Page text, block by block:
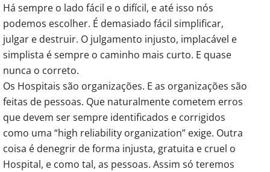
Há sempre o lado fácil e o difícil, e até isso nós
podemos escolher. É demasiado fácil simplificar,
julgar e destruir. O julgamento injusto, implacável e
simplista é sempre o caminho mais curto. E quase
nunca o correto.
Os Hospitais são organizações. E as organizações são
feitas de pessoas. Que naturalmente cometem erros
que devem ser sempre identificados e corrigidos
como uma “high reliability organization” exige. Outra
coisa é denegrir de forma injusta, gratuita e cruel o
Hospital, e como tal, as pessoas. Assim só teremos